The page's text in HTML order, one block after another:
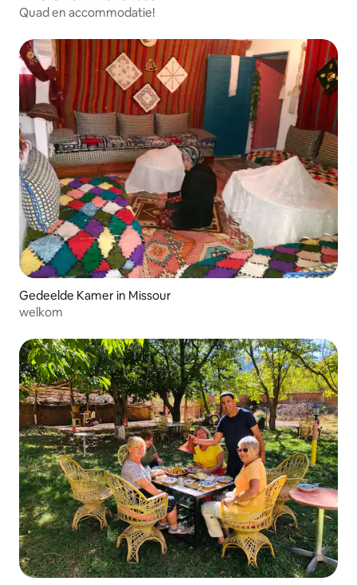
Quad en accommodatie!
Gedeelde Kamer in Missour
welkom